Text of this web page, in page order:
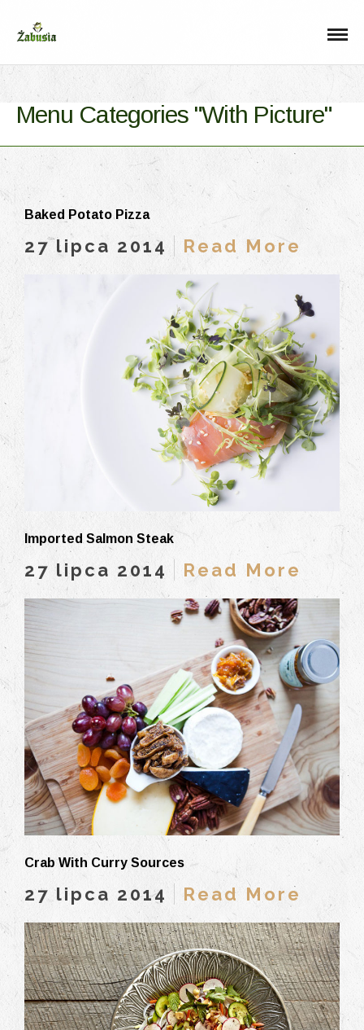
Menu Categories "With Picture"
Baked Potato Pizza
27 lipca 2014 Read More
Imported Salmon Steak
27 lipca 2014 Read More
Crab With Curry Sources
27 lipca 2014 Read More